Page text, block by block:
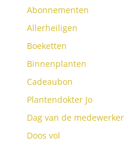
Abonnementen
Allerheiligen
Boeketten
Binnenplanten
Cadeaubon
Plantendokter Jo
Dag van de medewerker
Doos vol